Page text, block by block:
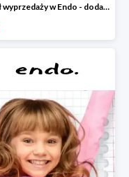
Finał wyprzedaży w Endo - dodatkowe 25% rabatu w Endo